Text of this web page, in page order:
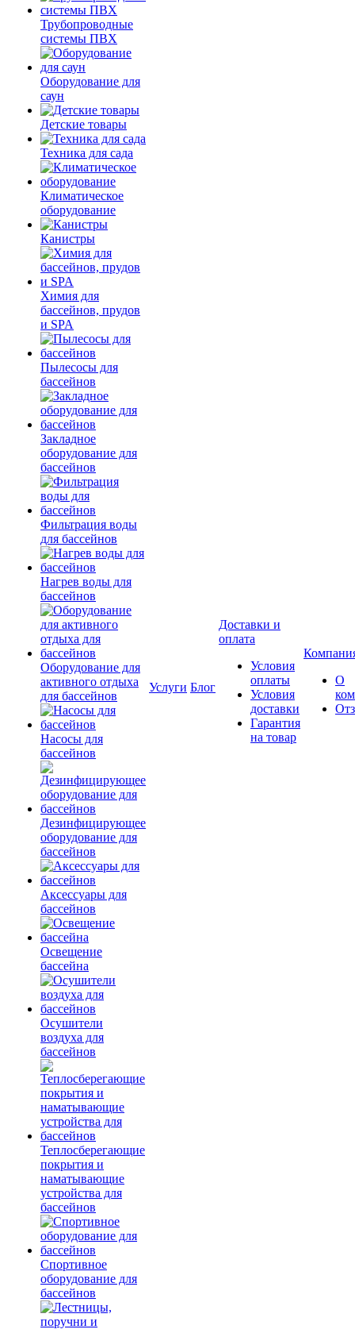
Трубопроводные
системы ПВХ
Оборудование для
саун
Детские товары
Техника для сада
Климатическое
оборудование
Канистры
Химия для
бассейнов, прудов
и SPA
Пылесосы для
бассейнов
Закладное
оборудование для
бассейнов
Фильтрация воды
для бассейнов
Нагрев воды для
бассейнов
Оборудование для
активного отдыха
для бассейнов
Насосы для
бассейнов
Дезинфицирующее
оборудование для
бассейнов
Аксессуары для
бассейнов
Освещение
бассейна
Осушители
воздуха для
бассейнов
Теплосберегающие
покрытия и
наматывающие
устройства для
бассейнов
Спортивное
оборудование для
бассейнов
Услуги Блог
Доставки и
оплата
Условия
оплаты
Условия
доставки
Гарантия
на товар
О